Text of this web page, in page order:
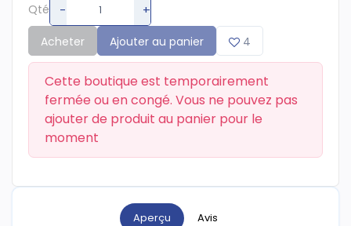
Qté - +
Acheter Ajouter au panier 4
Cette boutique est temporairement
fermée ou en congé. Vous ne pouvez pas
ajouter de produit au panier pour le
moment
Aperçu Avis